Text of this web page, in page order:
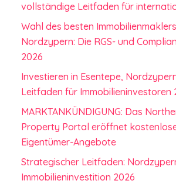
vollständige Leitfaden für
Wahl des besten
Nordzypern: Die RGS- und
2026
Investieren in Esentepe,
Leitfaden für Immobilieninvestoren
MARKTANKÜNDIGUNG: Das
Property Portal eröffnet
Eigentümer-Angebote
Strategischer Leitfaden:
Immobilieninvestition 2026